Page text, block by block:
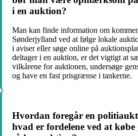
i en auktion?
Man kan finde information om
Sønderjylland ved at følge lokale
i aviser eller søge online på
deltager i en auktion, er det vigtigt at
vilkårene for auktionen, undersøge
og have en fast prisgrænse i tankerne.
Hvordan foregår en
hvad er fordelene ved at købe